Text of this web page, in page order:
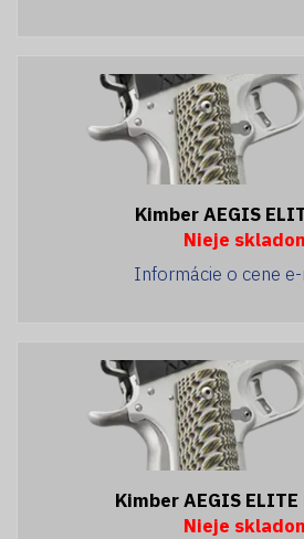
Kimber AEGIS
Nieje
Informácie o cene
Kimber AEGIS ELITE
Nieje